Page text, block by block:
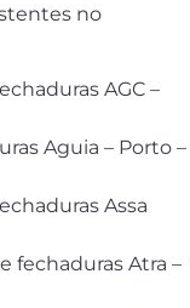
no
AGC –
Aguia – Porto –
Assa
fechaduras Atra –